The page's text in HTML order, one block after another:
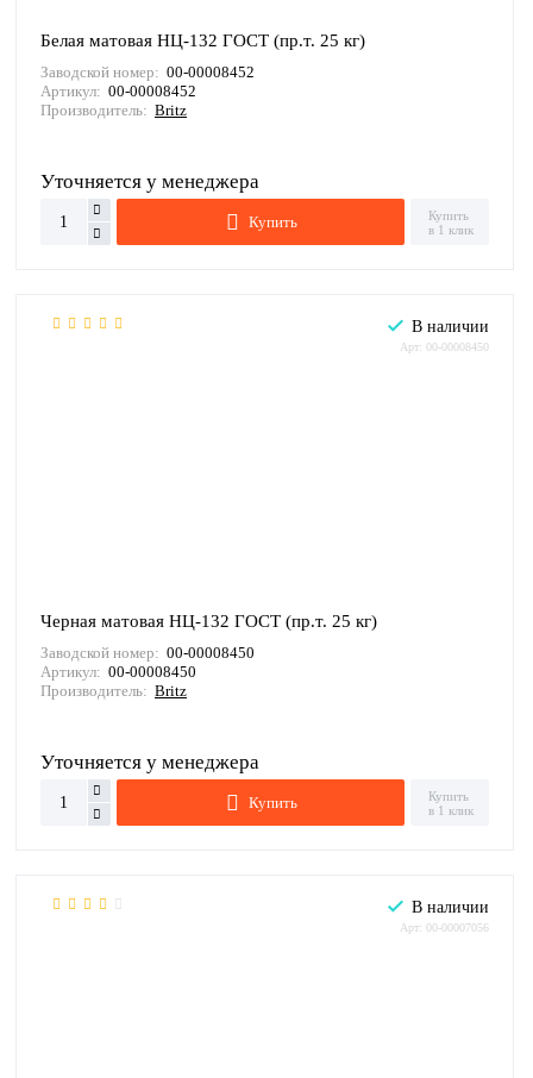
Белая матовая НЦ-132 ГОСТ (пр.т. 25 кг)
Заводской номер: 00-00008452
Артикул: 00-00008452
Производитель: Britz
Уточняется у менеджера
Купить
Купить
в 1 клик
В наличии
Арт: 00-00008450
Черная матовая НЦ-132 ГОСТ (пр.т. 25 кг)
Заводской номер: 00-00008450
Артикул: 00-00008450
Производитель: Britz
Уточняется у менеджера
Купить
Купить
в 1 клик
В наличии
Арт: 00-00007056